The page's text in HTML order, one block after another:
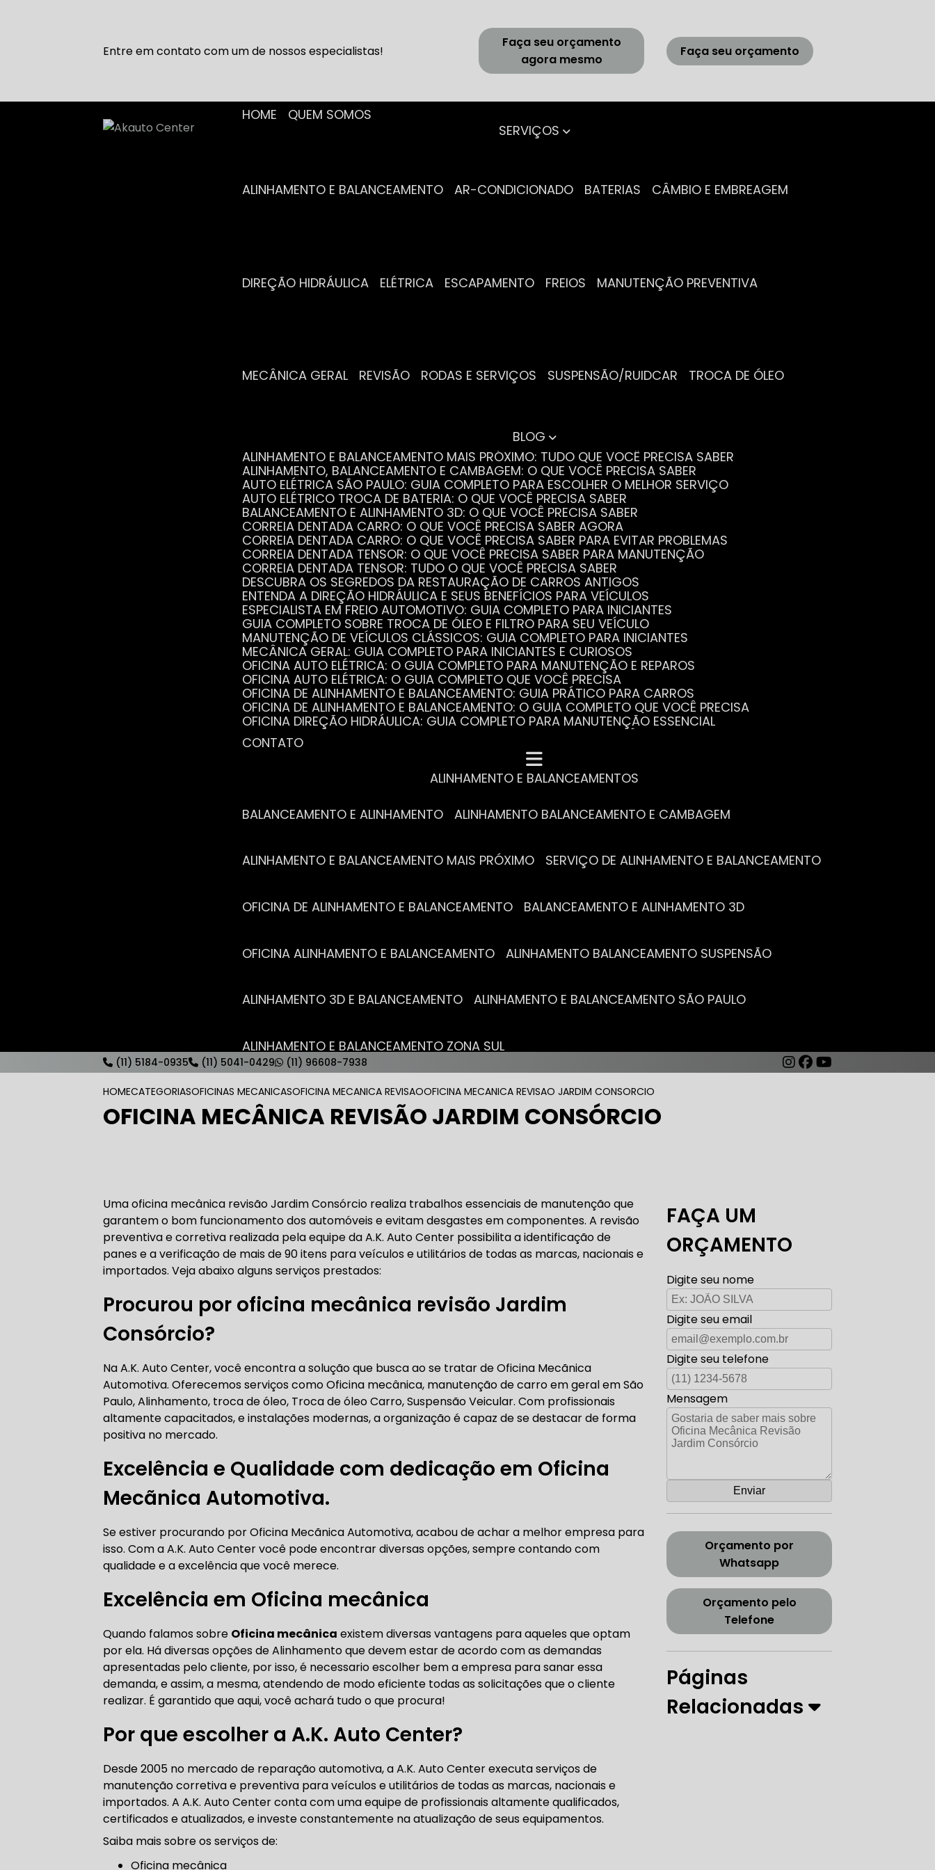
Entre em contato com um de nossos especialistas!
Faça seu orçamento
agora mesmo
Faça seu orçamento
HOME
QUEM SOMOS
SERVIÇOS
ALINHAMENTO E BALANCEAMENTO AR-CONDICIONADO BATERIAS CÂMBIO E EMBREAGEM
DIREÇÃO HIDRÁULICA ELÉTRICA ESCAPAMENTO FREIOS MANUTENÇÃO PREVENTIVA
MECÂNICA GERAL REVISÃO RODAS E SERVIÇOS SUSPENSÃO/RUIDCAR TROCA DE ÓLEO
BLOG
ALINHAMENTO E BALANCEAMENTO MAIS PRÓXIMO: TUDO QUE VOCÊ PRECISA SABER
ALINHAMENTO, BALANCEAMENTO E CAMBAGEM: O QUE VOCÊ PRECISA SABER
AUTO ELÉTRICA SÃO PAULO: GUIA COMPLETO PARA ESCOLHER O MELHOR SERVIÇO
AUTO ELÉTRICO TROCA DE BATERIA: O QUE VOCÊ PRECISA SABER
BALANCEAMENTO E ALINHAMENTO 3D: O QUE VOCÊ PRECISA SABER
CORREIA DENTADA CARRO: O QUE VOCÊ PRECISA SABER AGORA
CORREIA DENTADA CARRO: O QUE VOCÊ PRECISA SABER PARA EVITAR PROBLEMAS
CORREIA DENTADA TENSOR: O QUE VOCÊ PRECISA SABER PARA MANUTENÇÃO
CORREIA DENTADA TENSOR: TUDO O QUE VOCÊ PRECISA SABER
DESCUBRA OS SEGREDOS DA RESTAURAÇÃO DE CARROS ANTIGOS
ENTENDA A DIREÇÃO HIDRÁULICA E SEUS BENEFÍCIOS PARA VEÍCULOS
ESPECIALISTA EM FREIO AUTOMOTIVO: GUIA COMPLETO PARA INICIANTES
GUIA COMPLETO SOBRE TROCA DE ÓLEO E FILTRO PARA SEU VEÍCULO
MANUTENÇÃO DE VEÍCULOS CLÁSSICOS: GUIA COMPLETO PARA INICIANTES
MECÂNICA GERAL: GUIA COMPLETO PARA INICIANTES E CURIOSOS
OFICINA AUTO ELÉTRICA: O GUIA COMPLETO PARA MANUTENÇÃO E REPAROS
OFICINA AUTO ELÉTRICA: O GUIA COMPLETO QUE VOCÊ PRECISA
OFICINA DE ALINHAMENTO E BALANCEAMENTO: GUIA PRÁTICO PARA CARROS
OFICINA DE ALINHAMENTO E BALANCEAMENTO: O GUIA COMPLETO QUE VOCÊ PRECISA
OFICINA DIREÇÃO HIDRÁULICA: GUIA COMPLETO PARA MANUTENÇÃO ESSENCIAL
OFICINA MECÂNICA COMPLETA PARA BLINDADOS: TUDO QUE VOCÊ PRECISA SABER
POR QUE A REVISÃO AUTOMOTIVA É ESSENCIAL PARA O DESEMPENHO DO SEU CARRO
SERVIÇO DE ALINHAMENTO E BALANCEAMENTO: O QUE VOCÊ PRECISA SABER
VANTAGENS ESSENCIAIS DA TROCA DE ÓLEO PARA A SAÚDE DO SEU CARRO
CONTATO
ALINHAMENTO E BALANCEAMENTOS
BALANCEAMENTO E ALINHAMENTO ALINHAMENTO BALANCEAMENTO E CAMBAGEM
ALINHAMENTO E BALANCEAMENTO MAIS PRÓXIMO SERVIÇO DE ALINHAMENTO E BALANCEAMENTO
OFICINA DE ALINHAMENTO E BALANCEAMENTO BALANCEAMENTO E ALINHAMENTO 3D
OFICINA ALINHAMENTO E BALANCEAMENTO ALINHAMENTO BALANCEAMENTO SUSPENSÃO
ALINHAMENTO 3D E BALANCEAMENTO ALINHAMENTO E BALANCEAMENTO SÃO PAULO
ALINHAMENTO E BALANCEAMENTO ZONA SUL
AUTO ELÉTRICA MAIS PRÓXIMO AUTO ELÉTRICA AUTOMOTIVA
AUTO ELÉTRICO TROCA DE BATERIA OFICINA AUTO ELÉTRICA AUTO ELÉTRICA DE CARROS
AUTO ELÉTRICA ABERTA HOJE
AUTO ELÉTRICA ZONA SUL
CORREIAS DENTADAS
CORREIA DENTADA RANGE ROVER
TROCA DA CORREIA DENTADA DA LAND ROVER CORREIA DENTADA DISCOVERY
CORREIA DENTADA BMW CORREIA DENTADA TENSOR
CORREIA DENTADA CARRO CORREIA DENTADA SÃO PAULO CORREIA DENTADA ZONA SUL
DIREÇÕES HIDRÁULICAS
DIREÇÃO HIDRÁULICA E ELÉTRICA OFICINA MECÂNICA
DIREÇÃO HIDRÁULICA E ELÉTRICA CONSERTO MANUTENÇÃO DE DIREÇÃO HIDRÁULICA
MANUTENÇÃO DIREÇÃO HIDRÁULICA
(11) 5184-0935 (11) 5041-0429 (11) 96608-7938
HOMECATEGORIASOFICINAS MECANICASOFICINA MECANICA REVISAOOFICINA MECANICA REVISAO JARDIM CONSORCIO
OFICINA MECÂNICA REVISÃO JARDIM CONSÓRCIO
Uma oficina mecânica revisão Jardim Consórcio realiza trabalhos essenciais de manutenção que
garantem o bom funcionamento dos automóveis e evitam desgastes em componentes. A revisão
preventiva e corretiva realizada pela equipe da A.K. Auto Center possibilita a identificação de
panes e a verificação de mais de 90 itens para veículos e utilitários de todas as marcas, nacionais e
importados. Veja abaixo alguns serviços prestados:
Procurou por oficina mecânica revisão Jardim
Consórcio?
Na A.K. Auto Center, você encontra a solução que busca ao se tratar de Oficina Mecãnica
Automotiva. Oferecemos serviços como Oficina mecânica, manutenção de carro em geral em São
Paulo, Alinhamento, troca de óleo, Troca de óleo Carro, Suspensão Veicular. Com profissionais
altamente capacitados, e instalações modernas, a organização é capaz de se destacar de forma
positiva no mercado.
Excelência e Qualidade com dedicação em Oficina
Mecãnica Automotiva.
Se estiver procurando por Oficina Mecãnica Automotiva, acabou de achar a melhor empresa para
isso. Com a A.K. Auto Center você pode encontrar diversas opções, sempre contando com
qualidade e a excelência que você merece.
Excelência em Oficina mecânica
Quando falamos sobre Oficina mecânica existem diversas vantagens para aqueles que optam
por ela. Há diversas opções de Alinhamento que devem estar de acordo com as demandas
apresentadas pelo cliente, por isso, é necessario escolher bem a empresa para sanar essa
demanda, e assim, a mesma, atendendo de modo eficiente todas as solicitações que o cliente
realizar. É garantido que aqui, você achará tudo o que procura!
Por que escolher a A.K. Auto Center?
Desde 2005 no mercado de reparação automotiva, a A.K. Auto Center executa serviços de
manutenção corretiva e preventiva para veículos e utilitários de todas as marcas, nacionais e
importados. A A.K. Auto Center conta com uma equipe de profissionais altamente qualificados,
certificados e atualizados, e investe constantemente na atualização de seus equipamentos.
Saiba mais sobre os serviços de:
Oficina mecânica
FAÇA UM
ORÇAMENTO
Digite seu nome
Digite seu email
Digite seu telefone
Mensagem
Orçamento por
Whatsapp
Orçamento pelo
Telefone
Páginas
Relacionadas